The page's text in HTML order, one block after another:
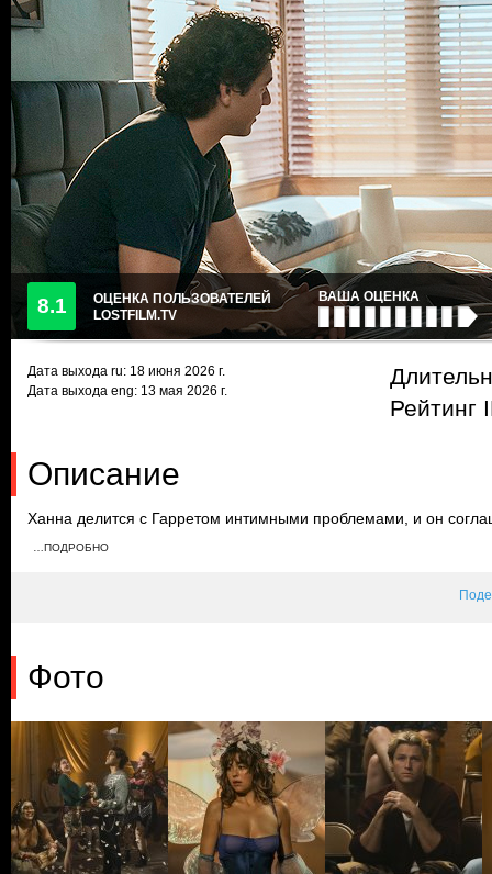
8.1
ОЦЕНКА ПОЛЬЗОВАТЕЛЕЙ
LOSTFILM.TV
ВАША ОЦЕНКА
Дата выхода ru: 18 июня 2026 г.
Дата выхода eng: 13 мая 2026 г.
Рейтинг
Описание
Ханна делится с Гарретом интимными проблемами, и он
что ему нравится Ханна, и его товарищи по команде
…ПОДРОБНО
Фото